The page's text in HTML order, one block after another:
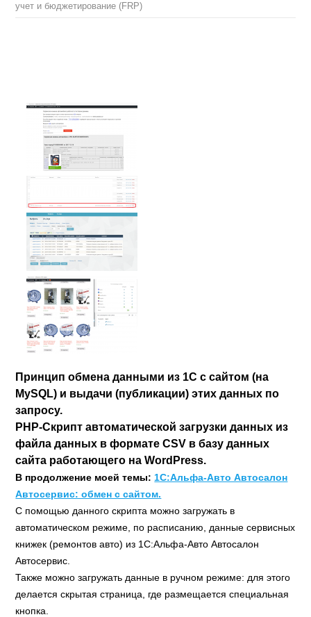
учет и бюджетирование (FRP)
Принцип обмена данными из 1С с сайтом (на
MySQL) и выдачи (публикации) этих данных по
запросу.
PHP-Скрипт автоматической загрузки данных из
файла данных в формате CSV в базу данных
сайта работающего на WordPress.
В продолжение моей темы: 1С:Альфа-Авто Автосалон
Автосервис: обмен с сайтом.
С помощью данного скрипта можно загружать в
автоматическом режиме, по расписанию, данные сервисных
книжек (ремонтов авто) из 1С:Альфа-Авто Автосалон
Автосервис.
Также можно загружать данные в ручном режиме: для этого
делается скрытая страница, где размещается специальная
кнопка.